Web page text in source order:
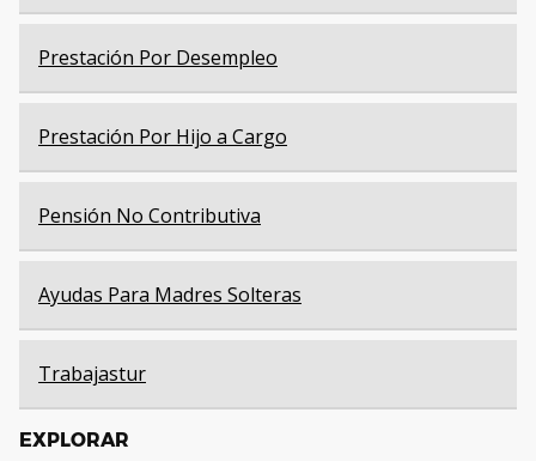
Prestación Por Desempleo
Prestación Por Hijo a Cargo
Pensión No Contributiva
Ayudas Para Madres Solteras
Trabajastur
EXPLORAR